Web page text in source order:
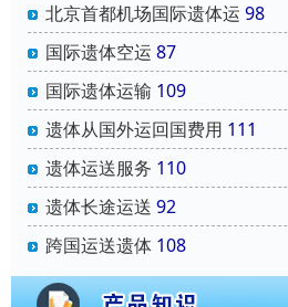
北京首都机场国际遗体运 98
国际遗体空运 87
国际遗体运输 109
遗体从国外运回国费用 111
遗体运送服务 110
遗体长途运送 92
跨国运送遗体 108